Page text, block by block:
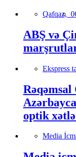
Qafqaz,
ABŞ və
Ekspress
Rəqəmsal
optik
Media